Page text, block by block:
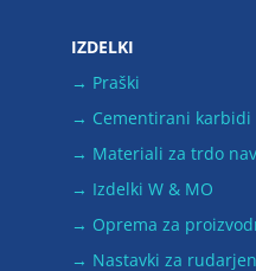
IZDELKI
→ Praški
→ Cementirani karbidi
→ Materiali za trdo
→ Izdelki W & MO
→ Oprema za
→ Nastavki za